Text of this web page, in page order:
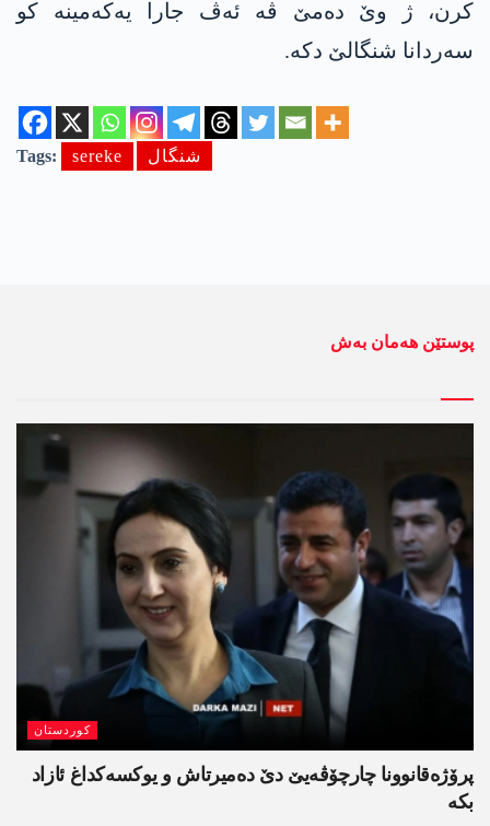
کرن، ژ وێ دەمێ ڤە ئەڤ جارا یەکەمینە کو
سەردانا شنگالێ دکە.
Tags: sereke شنگال
پوستێن ھەمان بەش
کوردستان
پرۆژەقانوونا چارچۆڤەیێ دێ دەمیرتاش و یوکسەکداغ ئازاد
بکە